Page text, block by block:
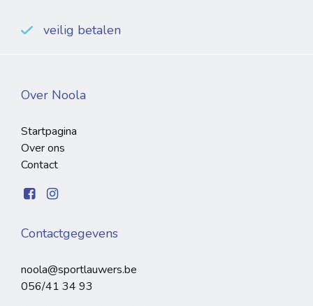
veilig betalen
Over Noola
Startpagina
Over ons
Contact
Contactgegevens
noola@sportlauwers.be
056/41 34 93